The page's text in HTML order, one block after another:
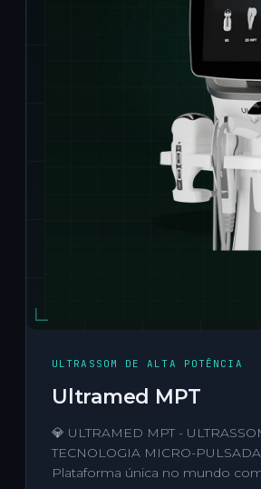
ULTRASSOM DE ALTA POTÊNCIA
Ultramed MPT
💎 ULTRAMED MPT -
TECNOLOGIA MICRO-
Plataforma única no mundo